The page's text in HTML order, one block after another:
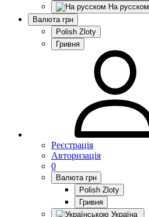
На русском
Валюта грн
Polish Zloty
Гривня
Реєстрація
Авторизація
0
Валюта грн
Polish Zloty
Гривня
Україна